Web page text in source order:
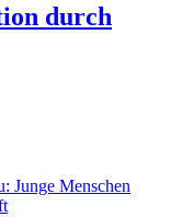
durch
Junge Menschen